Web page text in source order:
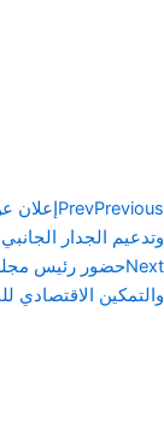
PrevPrevious
إعلان
وتدعيم الجدار
Nextحضور رئيس مجلس
والتمكين الاقتصادي